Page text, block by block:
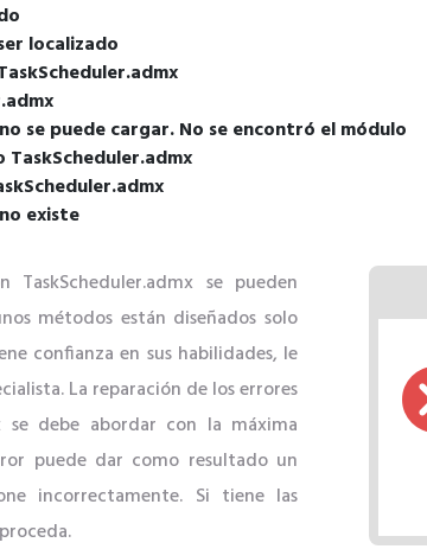
localizado
se puede cargar. No se encontró el módulo
existe
TaskScheduler.admx se pueden
métodos están diseñados solo
confianza en sus habilidades, le
La reparación de los errores
se debe abordar con la máxima
puede dar como resultado un
incorrectamente. Si tiene las